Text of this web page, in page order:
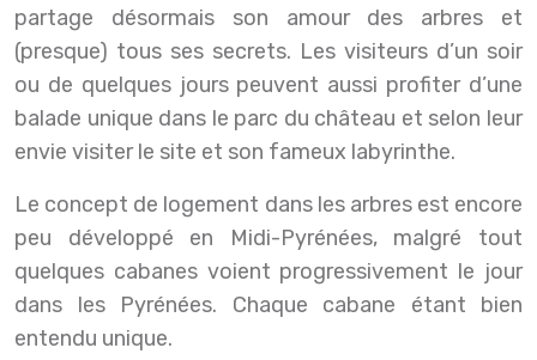
partage désormais son amour des arbres et
(presque) tous ses secrets. Les visiteurs d’un soir
ou de quelques jours peuvent aussi profiter d’une
balade unique dans le parc du château et selon leur
envie visiter le site et son fameux labyrinthe.
Le concept de logement dans les arbres est encore
peu développé en Midi-Pyrénées, malgré tout
quelques cabanes voient progressivement le jour
dans les Pyrénées. Chaque cabane étant bien
entendu unique.